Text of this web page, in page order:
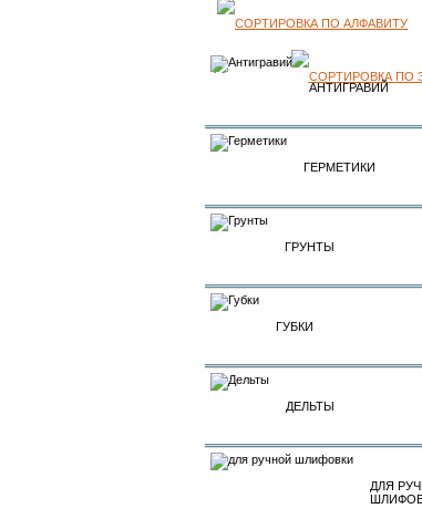
ПРОДУКЦИИ
АНТИГРАВИЙ
ГЕРМЕТИКИ
ГРУНТЫ
ГУБКИ
ДЕЛЬТЫ
ДЛЯ